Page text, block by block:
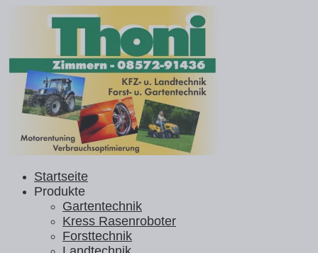
Startseite
Produkte
Gartentechnik
Kress Rasenroboter
Forsttechnik